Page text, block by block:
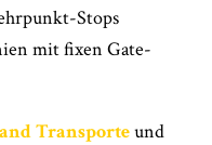
Stops
mit fixen Gate-
Transporteund